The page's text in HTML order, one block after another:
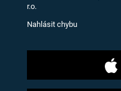
r.o.
Nahlásit chybu